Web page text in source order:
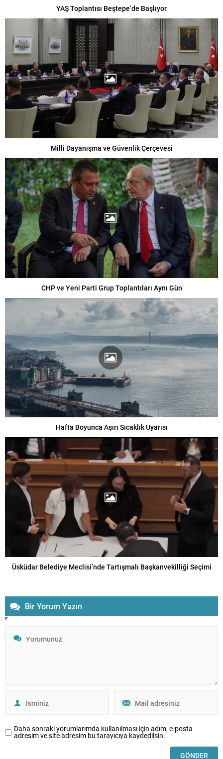
YAŞ Toplantısı Beştepe’de Başlıyor
Milli Dayanışma ve Güvenlik Çerçevesi
CHP ve Yeni Parti Grup Toplantıları Aynı Gün
Hafta Boyunca Aşırı Sıcaklık Uyarısı
Üsküdar Belediye Meclisi’nde Tartışmalı Başkanvekilliği Seçimi
Bir Yorum Yazın
Daha sonraki yorumlarımda kullanılması için adım, e-posta
adresim ve site adresim bu tarayıcıya kaydedilsin.